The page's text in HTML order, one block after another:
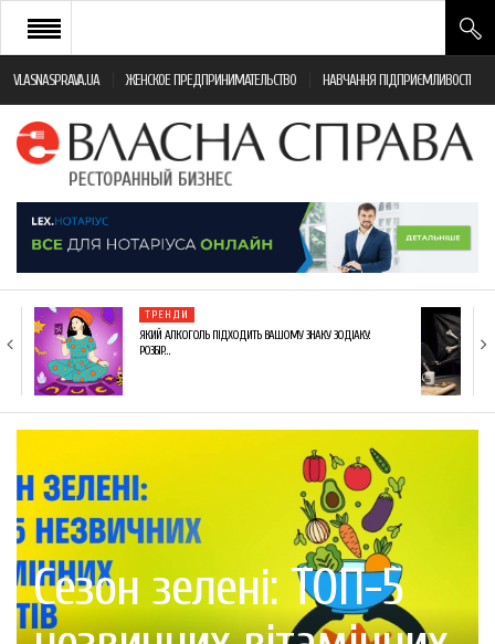
VLASNASPRAVA.UA ЖЕНСКОЕ ПРЕДПРИНИМАТЕЛЬСТВО НАВЧАННЯ ПІДПРИЄМЛИВОСТІ
НОВИНИ РЕСТОРАННОГО БІЗНЕСУ
ЯК ВІДКРИТИ ТА УСПІШНО КЕРУВАТИ
МОНІТОРИНГ ЗАКОНОДАВСТВА
ФРАНЧАЙЗИНГ
КНИГИ
ТРЕНДИ
ЯКИЙ АЛКОГОЛЬ ПІДХОДИТЬ ВАШОМУ ЗНАКУ ЗОДІАКУ:
РОЗБІР…
Сезон зелені: ТОП-5